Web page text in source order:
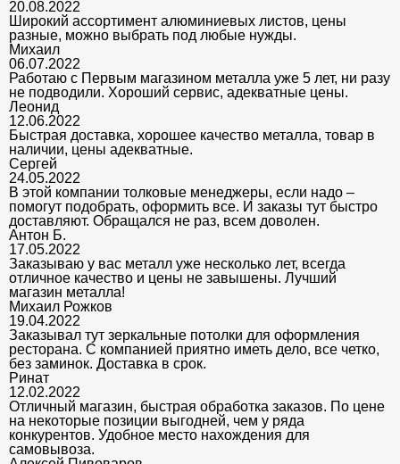
20.08.2022
Широкий ассортимент алюминиевых листов, цены
разные, можно выбрать под любые нужды.
Михаил
06.07.2022
Работаю с Первым магазином металла уже 5 лет, ни разу
не подводили. Хороший сервис, адекватные цены.
Леонид
12.06.2022
Быстрая доставка, хорошее качество металла, товар в
наличии, цены адекватные.
Сергей
24.05.2022
В этой компании толковые менеджеры, если надо –
помогут подобрать, оформить все. И заказы тут быстро
доставляют. Обращался не раз, всем доволен.
Антон Б.
17.05.2022
Заказываю у вас металл уже несколько лет, всегда
отличное качество и цены не завышены. Лучший
магазин металла!
Михаил Рожков
19.04.2022
Заказывал тут зеркальные потолки для оформления
ресторана. С компанией приятно иметь дело, все четко,
без заминок. Доставка в срок.
Ринат
12.02.2022
Отличный магазин, быстрая обработка заказов. По цене
на некоторые позиции выгодней, чем у ряда
конкурентов. Удобное место нахождения для
самовывоза.